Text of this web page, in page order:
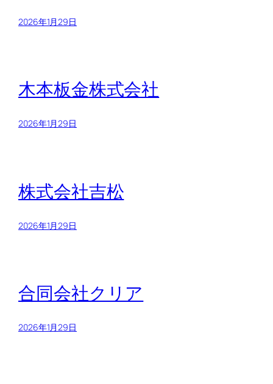
2026年1月29日
木本板金株式会社
2026年1月29日
株式会社吉松
2026年1月29日
合同会社クリア
2026年1月29日